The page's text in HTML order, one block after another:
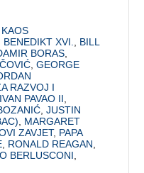
BENEDIKT XVI.
BILL
BORAS
,GEORGE
RAZVOJ I
IVAN PAVAO II
,JUSTIN
MARGARET
ZAVJET, PAPA
RONALD REAGAN
BERLUSCONI